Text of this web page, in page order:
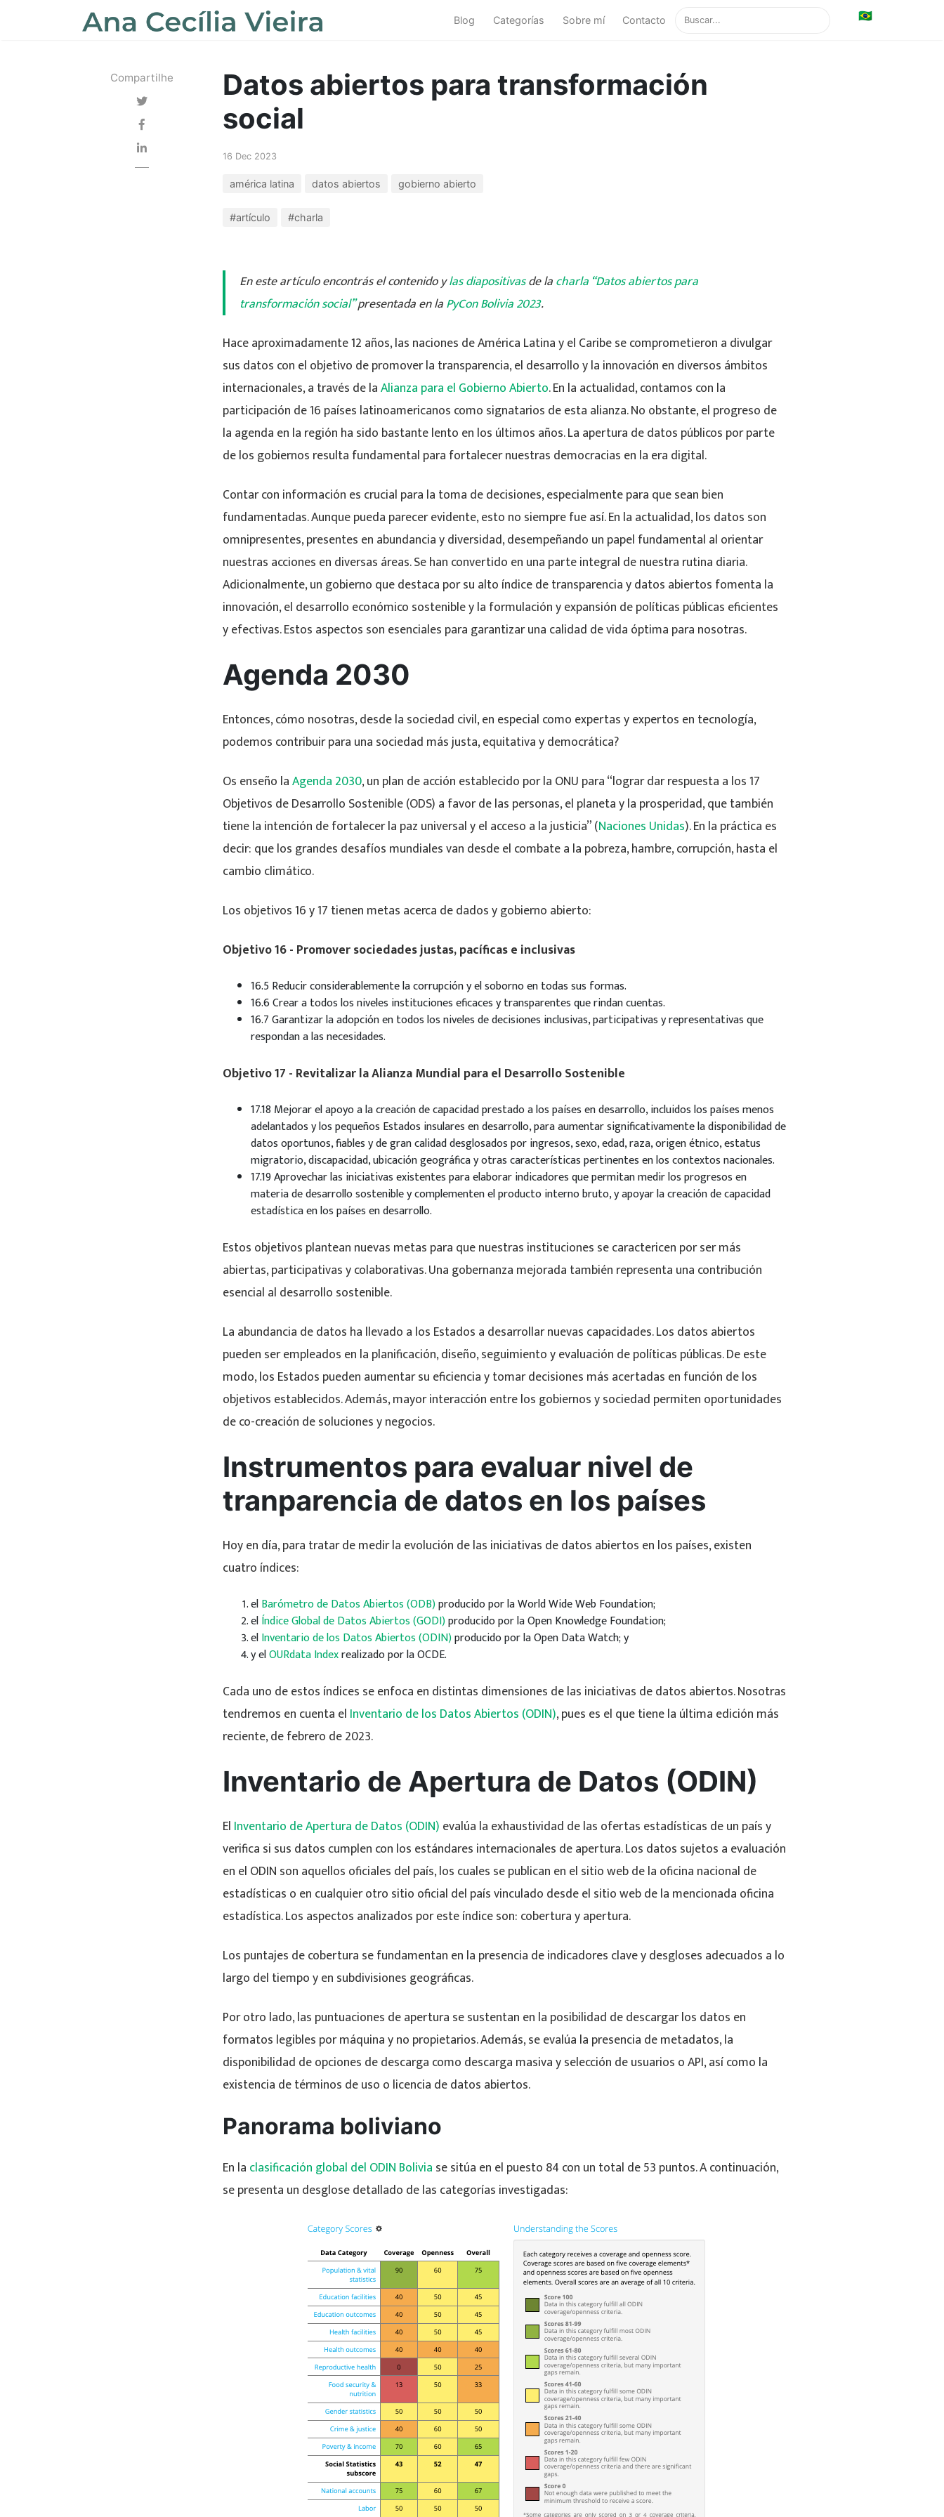
Blog Categorías Sobre mí Contacto 🇧🇷
Compartilhe
Datos abiertos para transformación
social
16 Dec 2023
américa latina datos abiertos gobierno abierto
#artículo #charla
En este artículo encontrás el contenido ylas diapositivasde lacharla “Datos abiertos para
transformación social”presentada en laPyCon Bolivia 2023.
Hace aproximadamente 12 años, las naciones de América Latina y el Caribe se comprometieron a divulgar
sus datos con el objetivo de promover la transparencia, el desarrollo y la innovación en diversos ámbitos
internacionales, a través de laAlianza para el Gobierno Abierto. En la actualidad, contamos con la
participación de 16 países latinoamericanos como signatarios de esta alianza. No obstante, el progreso de
la agenda en la región ha sido bastante lento en los últimos años. La apertura de datos públicos por parte
de los gobiernos resulta fundamental para fortalecer nuestras democracias en la era digital.
Contar con información es crucial para la toma de decisiones, especialmente para que sean bien
fundamentadas. Aunque pueda parecer evidente, esto no siempre fue así. En la actualidad, los datos son
omnipresentes, presentes en abundancia y diversidad, desempeñando un papel fundamental al orientar
nuestras acciones en diversas áreas. Se han convertido en una parte integral de nuestra rutina diaria.
Adicionalmente, un gobierno que destaca por su alto índice de transparencia y datos abiertos fomenta la
innovación, el desarrollo económico sostenible y la formulación y expansión de políticas públicas eficientes
y efectivas. Estos aspectos son esenciales para garantizar una calidad de vida óptima para nosotras.
Agenda 2030
Entonces, cómo nosotras, desde la sociedad civil, en especial como expertas y expertos en tecnología,
podemos contribuir para una sociedad más justa, equitativa y democrática?
Os enseño laAgenda 2030, un plan de acción establecido por la ONU para “lograr dar respuesta a los 17
Objetivos de Desarrollo Sostenible (ODS) a favor de las personas, el planeta y la prosperidad, que también
tiene la intención de fortalecer la paz universal y el acceso a la justicia” (Naciones Unidas). En la práctica es
decir: que los grandes desafíos mundiales van desde el combate a la pobreza, hambre, corrupción, hasta el
cambio climático.
Los objetivos 16 y 17 tienen metas acerca de dados y gobierno abierto:
Objetivo 16 - Promover sociedades justas, pacíficas e inclusivas
16.5 Reducir considerablemente la corrupción y el soborno en todas sus formas.
16.6 Crear a todos los niveles instituciones eficaces y transparentes que rindan cuentas.
16.7 Garantizar la adopción en todos los niveles de decisiones inclusivas, participativas y representativas que
respondan a las necesidades.
Objetivo 17 - Revitalizar la Alianza Mundial para el Desarrollo Sostenible
17.18 Mejorar el apoyo a la creación de capacidad prestado a los países en desarrollo, incluidos los países menos
adelantados y los pequeños Estados insulares en desarrollo, para aumentar significativamente la disponibilidad de
datos oportunos, fiables y de gran calidad desglosados por ingresos, sexo, edad, raza, origen étnico, estatus
migratorio, discapacidad, ubicación geográfica y otras características pertinentes en los contextos nacionales.
17.19 Aprovechar las iniciativas existentes para elaborar indicadores que permitan medir los progresos en
materia de desarrollo sostenible y complementen el producto interno bruto, y apoyar la creación de capacidad
estadística en los países en desarrollo.
Estos objetivos plantean nuevas metas para que nuestras instituciones se caractericen por ser más
abiertas, participativas y colaborativas. Una gobernanza mejorada también representa una contribución
esencial al desarrollo sostenible.
La abundancia de datos ha llevado a los Estados a desarrollar nuevas capacidades. Los datos abiertos
pueden ser empleados en la planificación, diseño, seguimiento y evaluación de políticas públicas. De este
modo, los Estados pueden aumentar su eficiencia y tomar decisiones más acertadas en función de los
objetivos establecidos. Además, mayor interacción entre los gobiernos y sociedad permiten oportunidades
de co-creación de soluciones y negocios.
Instrumentos para evaluar nivel de
tranparencia de datos en los países
Hoy en día, para tratar de medir la evolución de las iniciativas de datos abiertos en los países, existen
cuatro índices:
elBarómetro de Datos Abiertos (ODB)producido por la World Wide Web Foundation;
elÍndice Global de Datos Abiertos (GODI)producido por la Open Knowledge Foundation;
elInventario de los Datos Abiertos (ODIN)producido por la Open Data Watch; y
y elOURdata Indexrealizado por la OCDE.
Cada uno de estos índices se enfoca en distintas dimensiones de las iniciativas de datos abiertos. Nosotras
tendremos en cuenta el Inventario de los Datos Abiertos (ODIN), pues es el que tiene la última edición más
reciente, de febrero de 2023.
Inventario de Apertura de Datos (ODIN)
El Inventario de Apertura de Datos (ODIN) evalúa la exhaustividad de las ofertas estadísticas de un país y
verifica si sus datos cumplen con los estándares internacionales de apertura. Los datos sujetos a evaluación
en el ODIN son aquellos oficiales del país, los cuales se publican en el sitio web de la oficina nacional de
estadísticas o en cualquier otro sitio oficial del país vinculado desde el sitio web de la mencionada oficina
estadística. Los aspectos analizados por este índice son: cobertura y apertura.
Los puntajes de cobertura se fundamentan en la presencia de indicadores clave y desgloses adecuados a lo
largo del tiempo y en subdivisiones geográficas.
Por otro lado, las puntuaciones de apertura se sustentan en la posibilidad de descargar los datos en
formatos legibles por máquina y no propietarios. Además, se evalúa la presencia de metadatos, la
disponibilidad de opciones de descarga como descarga masiva y selección de usuarios o API, así como la
existencia de términos de uso o licencia de datos abiertos.
Panorama boliviano
En la clasificación global del ODIN Bolivia se sitúa en el puesto 84 con un total de 53 puntos. A continuación,
se presenta un desglose detallado de las categorías investigadas: